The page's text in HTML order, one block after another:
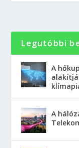
Legutóbbi
A
A